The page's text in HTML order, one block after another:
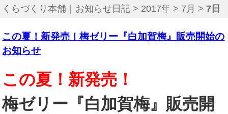
くらづくり本舗｜お知らせ日記 > 2017年 > 7月 >7日
この夏！新発売！梅ゼリー『白加賀梅』販売開始の
お知らせ
この夏！新発売！
梅ゼリー『白加賀梅』販売開